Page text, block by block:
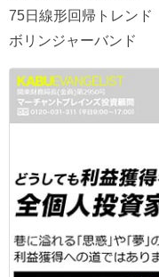
75日線形回帰トレンド
ボリンジャーバンド